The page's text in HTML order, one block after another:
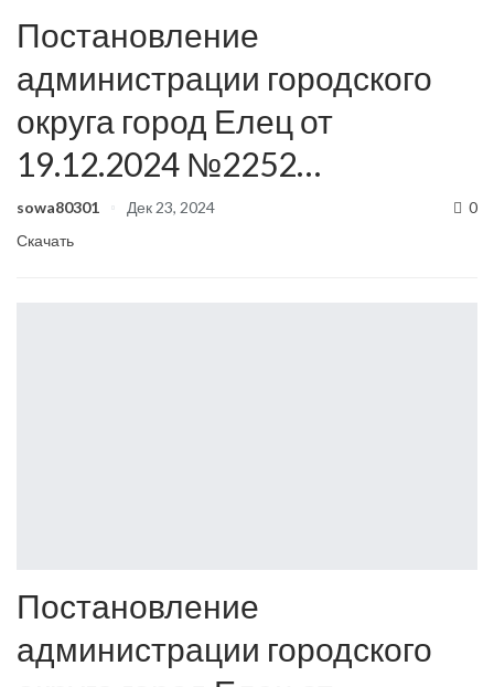
Постановление
администрации городского
округа город Елец от
19.12.2024 №2252…
sowa80301 Дек 23, 2024
0
Скачать
Постановление
администрации городского